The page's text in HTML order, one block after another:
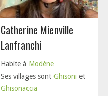
Catherine Mienville
Lanfranchi
Habite à Modène
Ses villages sont Ghisoni et
Ghisonaccia